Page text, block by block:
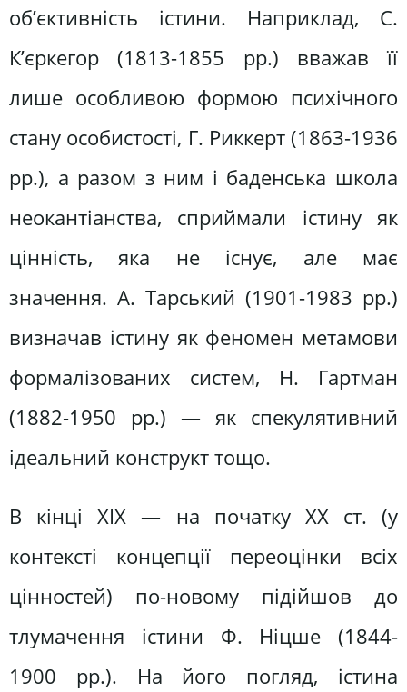
об’єктивність істини. Наприклад, С.
К’єркегор (1813-1855 рр.) вважав її
лише особливою формою психічного
стану особистості, Г. Риккерт (1863-1936
рр.), а разом з ним і баденська школа
неокантіанства, сприймали істину як
цінність, яка не існує, але має
значення. А. Тарський (1901-1983 рр.)
визначав істину як феномен метамови
формалізованих систем, Н. Гартман
(1882-1950 рр.) — як спекулятивний
ідеальний конструкт тощо.
В кінці ХІХ — на початку ХХ ст. (у
контексті концепції переоцінки всіх
цінностей) по-новому підійшов до
тлумачення істини Ф. Ніцше (1844-
1900 рр.). На його погляд, істина